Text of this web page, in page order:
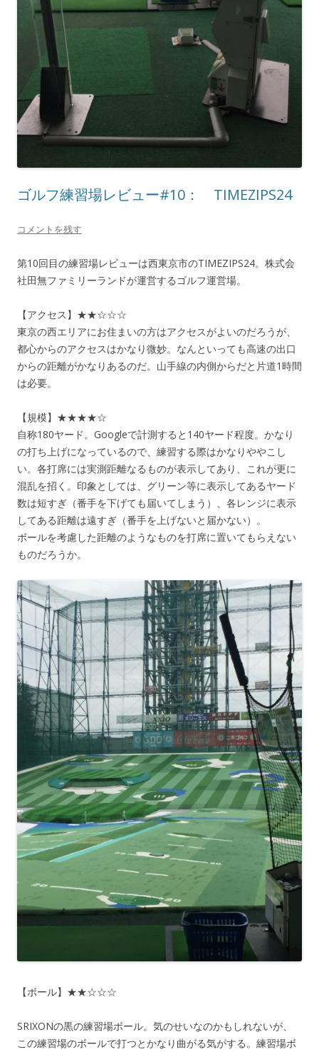
ゴルフ練習場レビュー#10： TIMEZIPS24
コメントを残す
第10回目の練習場レビューは西東京市のTIMEZIPS24。株式会
社田無ファミリーランドが運営するゴルフ運営場。
【アクセス】★★☆☆☆
東京の西エリアにお住まいの方はアクセスがよいのだろうが、
都心からのアクセスはかなり微妙。なんといっても高速の出口
からの距離がかなりあるのだ。山手線の内側からだと片道1時間
は必要。
【規模】★★★★☆
自称180ヤード。Googleで計測すると140ヤード程度。かなり
の打ち上げになっているので、練習する際はかなりややこし
い。各打席には実測距離なるものが表示してあり、これが更に
混乱を招く。印象としては、グリーン等に表示してあるヤード
数は短すぎ（番手を下げても届いてしまう）、各レンジに表示
してある距離は遠すぎ（番手を上げないと届かない）。
ボールを考慮した距離のようなものを打席に置いてもらえない
ものだろうか。
【ボール】★★☆☆☆
SRIXONの黒の練習場ボール。気のせいなのかもしれないが、
この練習場のボールで打つとかなり曲がる気がする。練習場ボ